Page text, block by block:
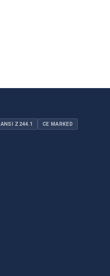
ANSI Z244.1 CE MARKED